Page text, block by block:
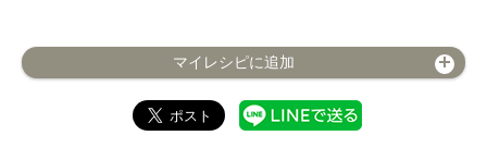
マイレシピに追加